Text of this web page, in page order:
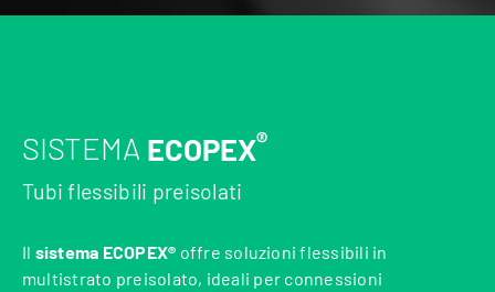
SISTEMA ECOPEX®
Tubi flessibili preisolati
Il sistema ECOPEX® offre soluzioni flessibili in
multistrato preisolato, ideali per connessioni